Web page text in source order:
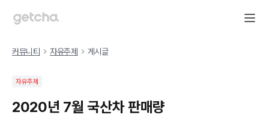
커뮤니티 자유주제 게시글
자유주제
2020년 7월 국산차 판매량